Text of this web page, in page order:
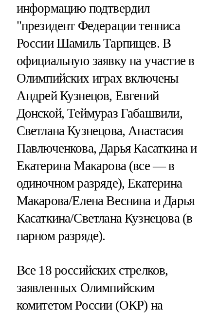
информацию подтвердил
"президент Федерации тенниса
России Шамиль Тарпищев. В
официальную заявку на участие в
Олимпийских играх включены
Андрей Кузнецов, Евгений
Донской, Теймураз Габашвили,
Светлана Кузнецова, Анастасия
Павлюченкова, Дарья Касаткина и
Екатерина Макарова (все — в
одиночном разряде), Екатерина
Макарова/Елена Веснина и Дарья
Касаткина/Светлана Кузнецова (в
парном разряде).
Все 18 российских стрелков,
заявленных Олимпийским
комитетом России (ОКР) на